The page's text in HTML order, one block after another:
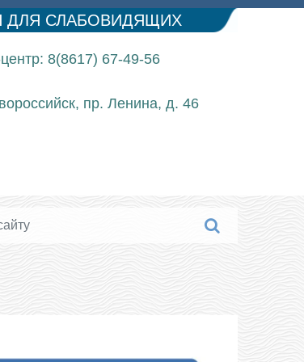
ДЛЯ СЛАБОВИДЯЩИХ
8(8617) 67-49-56
пр. Ленина, д. 46